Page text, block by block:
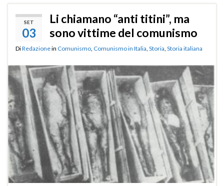
SET
03
Li chiamano “anti titini”, ma
sono vittime del comunismo
DiRedazionein Comunismo Comunismo in Italia Storia Storia italiana